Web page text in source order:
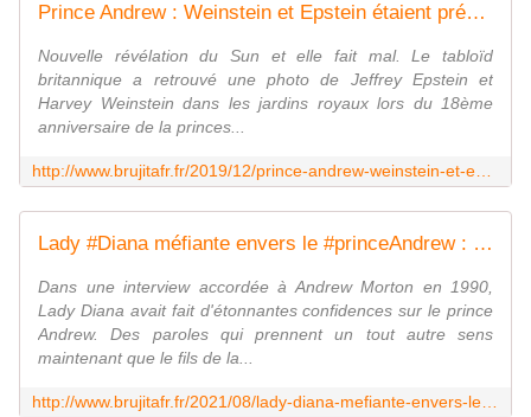
Prince Andrew : Weinstein et Epstein étaient présents au 18ème anniversaire de sa fille Beatrice - MOINS de BIENS PLUS de LIENS
Nouvelle révélation du Sun et elle fait mal. Le tabloïd
britannique a retrouvé une photo de Jeffrey Epstein et
Harvey Weinstein dans les jardins royaux lors du 18ème
anniversaire de la princes...
Lady #Diana méfiante envers le #princeAndrew : ce qu'elle avait confié à son sujet bien avant les scandales - MOINS de BIENS PLUS de LIENS
Dans une interview accordée à Andrew Morton en 1990,
Lady Diana avait fait d'étonnantes confidences sur le prince
Andrew. Des paroles qui prennent un tout autre sens
maintenant que le fils de la...